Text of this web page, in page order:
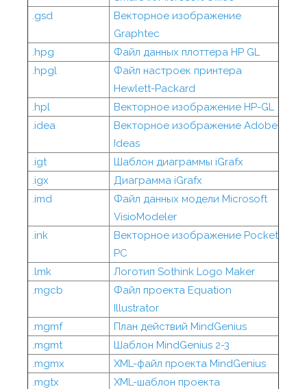
.gsd
Векторное изображение
Graphtec
.hpg
Файл данных плоттера HP GL
.hpgl
Файл настроек принтера
Hewlett-Packard
.hpl
Векторное изображение HP-GL
.idea
Векторное изображение Adobe
Ideas
.igt
Шаблон диаграммы iGrafx
.igx
Диаграмма iGrafx
.imd
Файл данных модели Microsoft
VisioModeler
.ink
Векторное изображение Pocket
PC
.lmk
Логотип Sothink Logo Maker
.mgcb
Файл проекта Equation
Illustrator
.mgmf
План действий MindGenius
.mgmt
Шаблон MindGenius 2-3
.mgmx
XML-файл проекта MindGenius
.mgtx
XML-шаблон проекта